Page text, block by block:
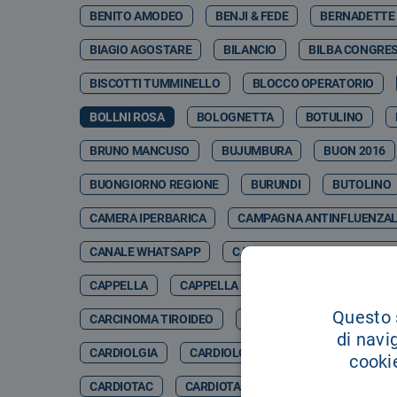
BENITO AMODEO BENJI & FEDE
BIAGIO AGOSTARE BILANCIO BILBA
BISCOTTI TUMMINELLO BLOCCO OPERATORIO
BOLLNI ROSA BOLOGNETTA BOTULINO
BRUNO MANCUSO BUJUMBURA BUON 2016
BUONGIORNO REGIONE BURUNDI BUTOLINO
CAMERA IPERBARICA CAMPAGNA
CANALE WHATSAPP CANCER GENETIC CENTER
CAPPELLA CAPPELLA DELL'OSPEDALE
CARCINOMA TIROIDEO CARCINOSI PERITONEALE
CARDIOLGIA CARDIOLOGCIA
CARDIOTAC CARDIOTARACICA
di